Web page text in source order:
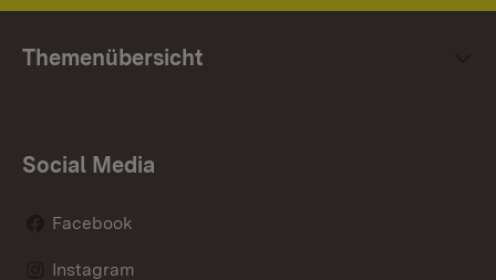
Themenübersicht
Social Media
Facebook
Instagram